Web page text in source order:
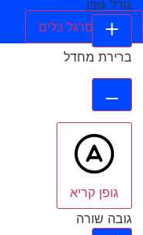
הסתר סרגל כלים
גודל גופן
ברירת מחדל
גופן קריא
גובה שורה